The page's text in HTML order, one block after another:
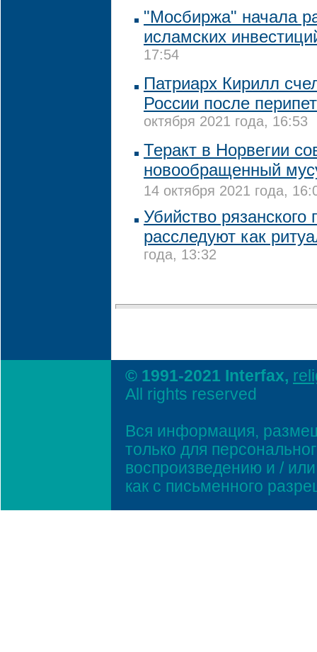
"Мосбиржа" начала
исламских
17:54
Патриарх Кирилл
России после
октября 2021 года, 16:53
Теракт в Норвегии
новообращенный
14 октября 2021 года,
Убийство рязанского
расследуют как
года, 13:32
© 1991-2021 Interfax,
All rights reserved
Вся информация,
только для
воспроизведению и /
как с письменного